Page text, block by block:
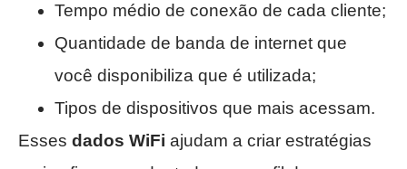
Tempo médio de conexão de cada cliente;
Quantidade de banda de internet que
você disponibiliza que é utilizada;
Tipos de dispositivos que mais acessam.
Esses dados WiFi ajudam a criar estratégias